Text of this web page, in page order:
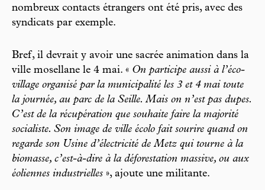
nombreux contacts étrangers ont été pris, avec des
syndicats par exemple.
Bref, il devrait y avoir une sacrée animation dans la
ville mosellane le 4 mai. « On participe aussi à l’éco-
village organisé par la municipalité les 3 et 4 mai toute
la journée, au parc de la Seille. Mais on n’est pas dupes.
C’est de la récupération que souhaite faire la majorité
socialiste. Son image de ville écolo fait sourire quand on
regarde son Usine d’électricité de Metz qui tourne à la
biomasse, c’est-à-dire à la déforestation massive, ou aux
éoliennes industrielles », ajoute une militante.